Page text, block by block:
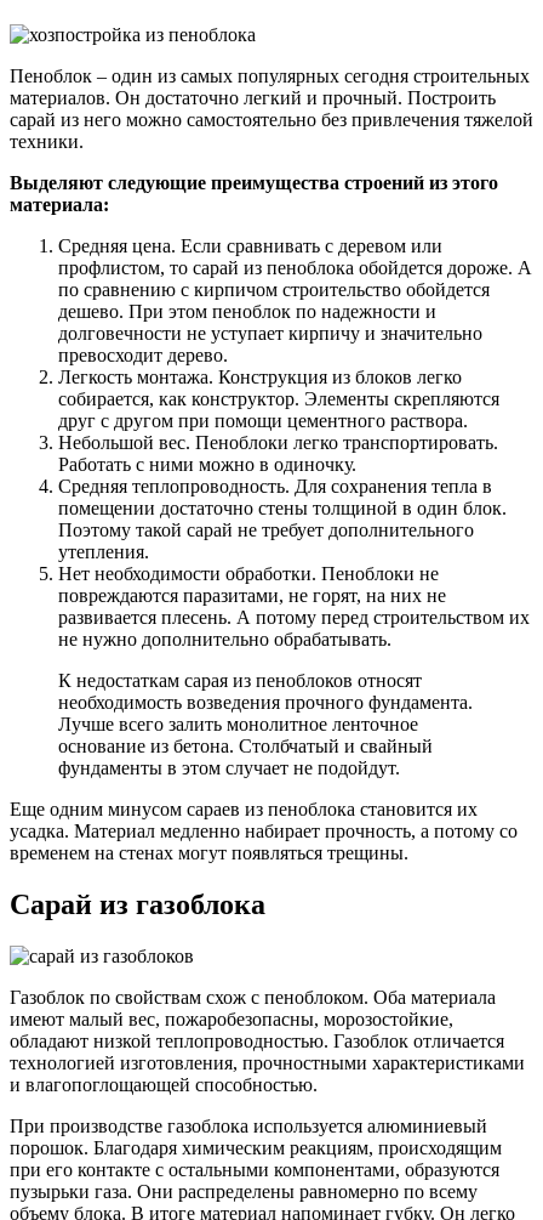
Пеноблок – один из самых популярных сегодня строительных
материалов. Он достаточно легкий и прочный. Построить
сарай из него можно самостоятельно без привлечения тяжелой
техники.
Выделяют следующие преимущества строений из этого
материала:
Средняя цена. Если сравнивать с деревом или
профлистом, то сарай из пеноблока обойдется дороже. А
по сравнению с кирпичом строительство обойдется
дешево. При этом пеноблок по надежности и
долговечности не уступает кирпичу и значительно
превосходит дерево.
Легкость монтажа. Конструкция из блоков легко
собирается, как конструктор. Элементы скрепляются
друг с другом при помощи цементного раствора.
Небольшой вес. Пеноблоки легко транспортировать.
Работать с ними можно в одиночку.
Средняя теплопроводность. Для сохранения тепла в
помещении достаточно стены толщиной в один блок.
Поэтому такой сарай не требует дополнительного
утепления.
Нет необходимости обработки. Пеноблоки не
повреждаются паразитами, не горят, на них не
развивается плесень. А потому перед строительством их
не нужно дополнительно обрабатывать.
К недостаткам сарая из пеноблоков относят
необходимость возведения прочного фундамента.
Лучше всего залить монолитное ленточное
основание из бетона. Столбчатый и свайный
фундаменты в этом случает не подойдут.
Еще одним минусом сараев из пеноблока становится их
усадка. Материал медленно набирает прочность, а потому со
временем на стенах могут появляться трещины.
Сарай из газоблока
Газоблок по свойствам схож с пеноблоком. Оба материала
имеют малый вес, пожаробезопасны, морозостойкие,
обладают низкой теплопроводностью. Газоблок отличается
технологией изготовления, прочностными характеристиками
и влагопоглощающей способностью.
При производстве газоблока используется алюминиевый
порошок. Благодаря химическим реакциям, происходящим
при его контакте с остальными компонентами, образуются
пузырьки газа. Они распределены равномерно по всему
объему блока. В итоге материал напоминает губку. Он легко